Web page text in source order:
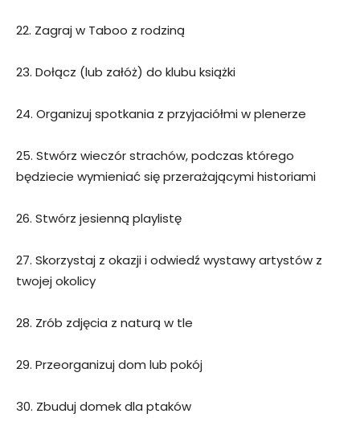
22. Zagraj w Taboo z rodziną
23. Dołącz (lub załóż) do klubu książki
24. Organizuj spotkania z przyjaciółmi w plenerze
25. Stwórz wieczór strachów, podczas którego
będziecie wymieniać się przerażającymi historiami
26. Stwórz jesienną playlistę
27. Skorzystaj z okazji i odwiedź wystawy artystów z
twojej okolicy
28. Zrób zdjęcia z naturą w tle
29. Przeorganizuj dom lub pokój
30. Zbuduj domek dla ptaków